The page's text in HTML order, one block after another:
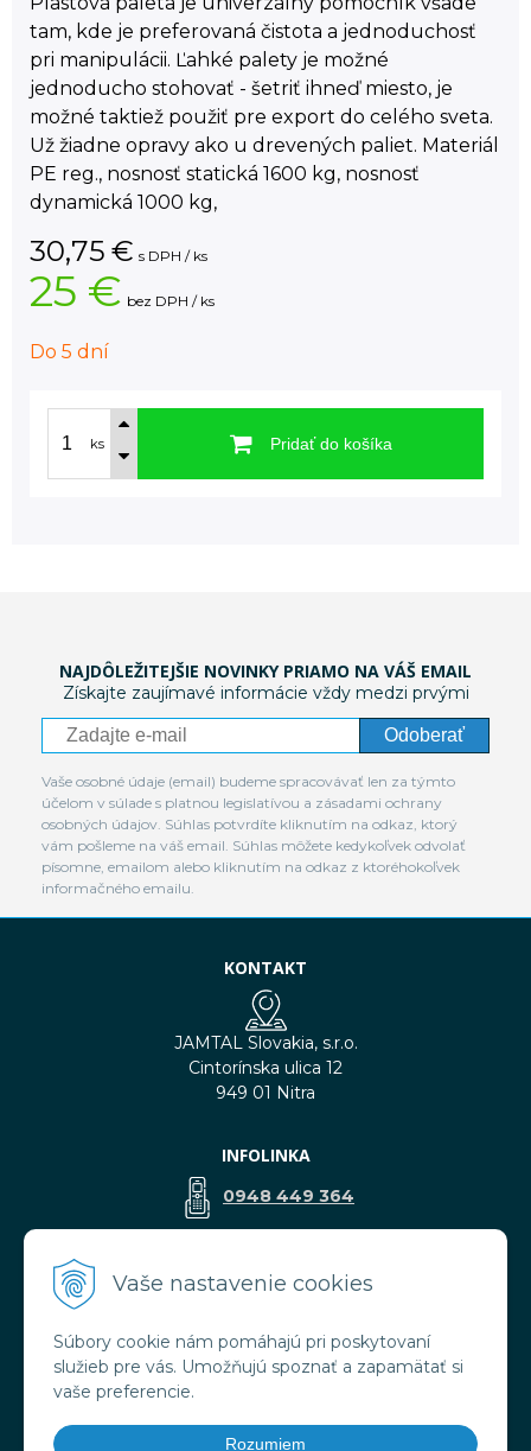
Vaše nastavenie cookies
Súbory cookie nám pomáhajú pri poskytovaní
služieb pre vás. Umožňujú spoznať a zapamätať si
vaše preferencie.
Rozumiem
tam, kde je preferovaná čistota a jednoduchosť
pri manipulácii. Ľahké palety je možné
jednoducho stohovať - šetriť ihneď miesto, je
možné taktiež použiť pre export do celého sveta.
Už žiadne opravy ako u drevených paliet. Materiál
PE reg., nosnosť statická 1600 kg, nosnosť
dynamická 1000 kg,
30,75 € s DPH / ks
25 € bez DPH / ks
Do 5 dní
ks Pridať do košíka
NAJDÔLEŽITEJŠIE NOVINKY PRIAMO NA VÁŠ EMAIL
Získajte zaujímavé informácie vždy medzi prvými
Odoberať
Vaše osobné údaje (email) budeme spracovávať len za týmto
účelom v súlade s platnou legislatívou a zásadami ochrany
osobných údajov. Súhlas potvrdíte kliknutím na odkaz, ktorý
vám pošleme na váš email. Súhlas môžete kedykoľvek odvolať
písomne, emailom alebo kliknutím na odkaz z ktoréhokoľvek
informačného emailu.
KONTAKT
JAMTAL Slovakia, s.r.o.
Cintorínska ulica 12
949 01 Nitra
INFOLINKA
0948 449 364
VŠETKO O NÁKUPE
Obchodné podmienky
Doprava a platba